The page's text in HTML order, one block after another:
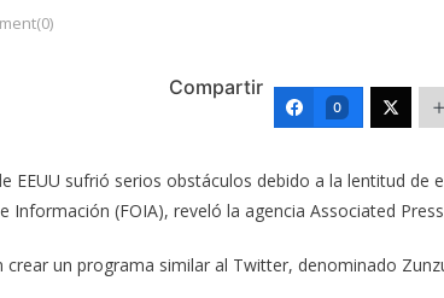
Compartir
0
EEUU sufrió serios obstáculos debido a la lentitud de
Información (FOIA), reveló la agencia Associated Press
un programa similar al Twitter, denominado